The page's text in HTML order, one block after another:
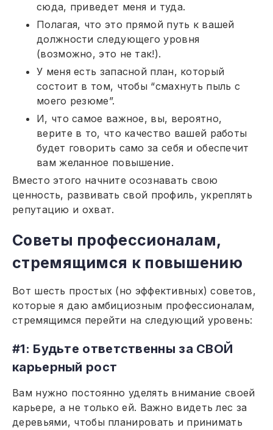
сюда, приведет меня и туда.
Полагая, что это прямой путь к вашей
должности следующего уровня
(возможно, это не так!).
У меня есть запасной план, который
состоит в том, чтобы “смахнуть пыль с
моего резюме”.
И, что самое важное, вы, вероятно,
верите в то, что качество вашей работы
будет говорить само за себя и обеспечит
вам желанное повышение.
Вместо этого начните осознавать свою
ценность, развивать свой профиль, укреплять
репутацию и охват.
Советы профессионалам,
стремящимся к повышению
Вот шесть простых (но эффективных) советов,
которые я даю амбициозным профессионалам,
стремящимся перейти на следующий уровень:
#1: Будьте ответственны за СВОЙ
карьерный рост
Вам нужно постоянно уделять внимание своей
карьере, а не только ей. Важно видеть лес за
деревьями, чтобы планировать и принимать